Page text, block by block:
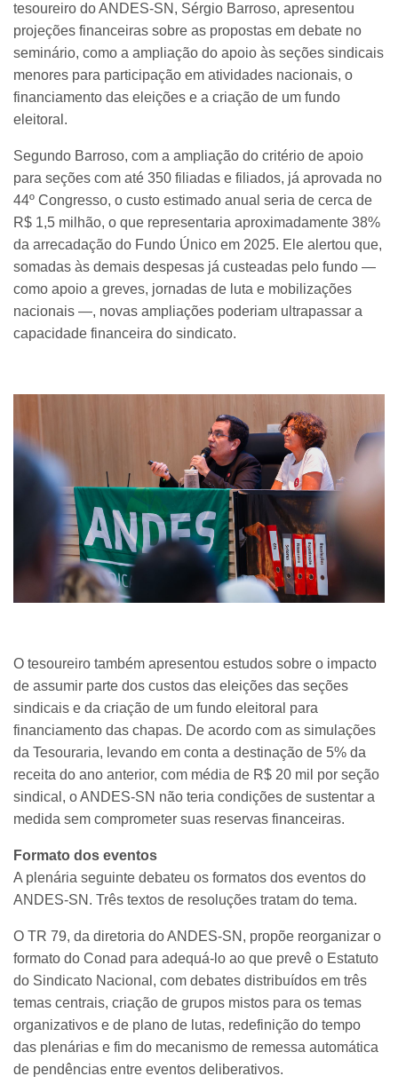
tesoureiro do ANDES-SN, Sérgio Barroso, apresentou
projeções financeiras sobre as propostas em debate no
seminário, como a ampliação do apoio às seções sindicais
menores para participação em atividades nacionais, o
financiamento das eleições e a criação de um fundo
eleitoral.
Segundo Barroso, com a ampliação do critério de apoio
para seções com até 350 filiadas e filiados, já aprovada no
44º Congresso, o custo estimado anual seria de cerca de
R$ 1,5 milhão, o que representaria aproximadamente 38%
da arrecadação do Fundo Único em 2025. Ele alertou que,
somadas às demais despesas já custeadas pelo fundo —
como apoio a greves, jornadas de luta e mobilizações
nacionais —, novas ampliações poderiam ultrapassar a
capacidade financeira do sindicato.
O tesoureiro também apresentou estudos sobre o impacto
de assumir parte dos custos das eleições das seções
sindicais e da criação de um fundo eleitoral para
financiamento das chapas. De acordo com as simulações
da Tesouraria, levando em conta a destinação de 5% da
receita do ano anterior, com média de R$ 20 mil por seção
sindical, o ANDES-SN não teria condições de sustentar a
medida sem comprometer suas reservas financeiras.
Formato dos eventos
A plenária seguinte debateu os formatos dos eventos do
ANDES-SN. Três textos de resoluções tratam do tema.
O TR 79, da diretoria do ANDES-SN, propõe reorganizar o
formato do Conad para adequá-lo ao que prevê o Estatuto
do Sindicato Nacional, com debates distribuídos em três
temas centrais, criação de grupos mistos para os temas
organizativos e de plano de lutas, redefinição do tempo
das plenárias e fim do mecanismo de remessa automática
de pendências entre eventos deliberativos.